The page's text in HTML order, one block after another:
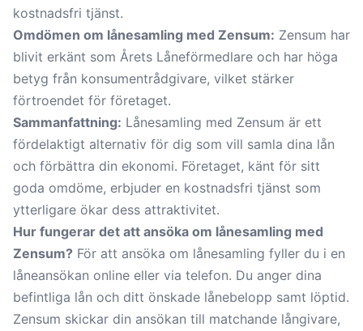
kostnadsfri tjänst.
Omdömen om lånesamling med Zensum: Zensum har
blivit erkänt som Årets Låneförmedlare och har höga
betyg från konsumentrådgivare, vilket stärker
förtroendet för företaget.
Sammanfattning: Lånesamling med Zensum är ett
fördelaktigt alternativ för dig som vill samla dina lån
och förbättra din ekonomi. Företaget, känt för sitt
goda omdöme, erbjuder en kostnadsfri tjänst som
ytterligare ökar dess attraktivitet.
Hur fungerar det att ansöka om lånesamling med
Zensum? För att ansöka om lånesamling fyller du i en
låneansökan online eller via telefon. Du anger dina
befintliga lån och ditt önskade lånebelopp samt löptid.
Zensum skickar din ansökan till matchande långivare,